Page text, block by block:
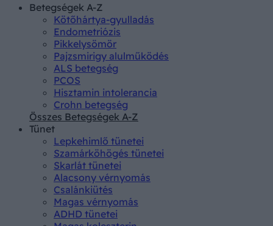
Betegségek A-Z
Kötőhártya-gyulladás
Endometriózis
Pikkelysömör
Pajzsmirigy alulműködés
ALS betegség
PCOS
Hisztamin intolerancia
Crohn betegség
Összes Betegségek A-Z
Tünet
Lepkehimlő tünetei
Szamárköhögés tünetei
Skarlát tünetei
Alacsony vérnyomás
Csalánkiütés
Magas vérnyomás
ADHD tünetei